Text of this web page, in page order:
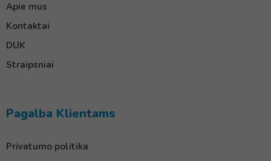
Apie mus
Kontaktai
DUK
Straipsniai
Pagalba Klientams
Privatumo politika